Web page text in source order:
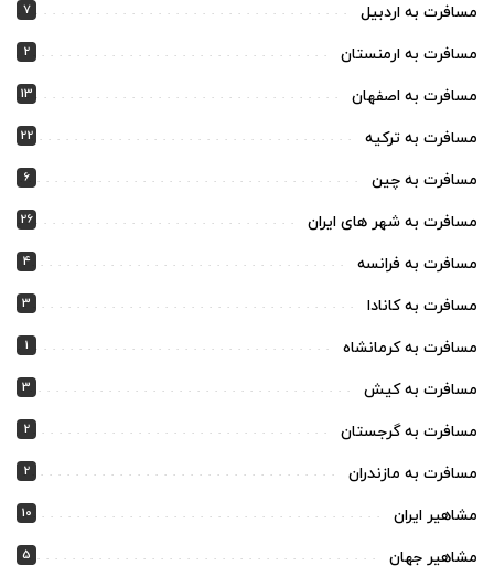
مسافرت به اردبیل 7
مسافرت به ارمنستان 2
مسافرت به اصفهان 13
مسافرت به ترکیه 22
مسافرت به چین 6
مسافرت به شهر های ایران 26
مسافرت به فرانسه 4
مسافرت به کانادا 3
مسافرت به کرمانشاه 1
مسافرت به کیش 3
مسافرت به گرجستان 2
مسافرت به مازندران 2
مشاهیر ایران 10
مشاهیر جهان 5